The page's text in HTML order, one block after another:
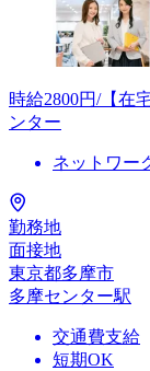
時給2800円/【在
ンター
ネットワー
勤務地
面接地
東京都多摩市
多摩センター駅
交通費支給
短期OK